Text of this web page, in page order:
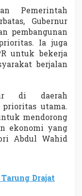
Pemerintah
Gubernur
pembangunan
Ia juga
untuk bekerja
berjalan
di daerah
utama.
mendorong
ekonomi yang
Abdul Wahid
Drajat